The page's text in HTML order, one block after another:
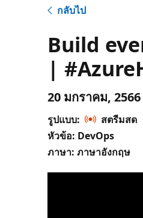
กลับไป
Build
|
20 มกราคม,
รูปแบบ:
สตรีมสด
หัวข้อ: DevOps
ภาษา: ภาษาอังกฤษ